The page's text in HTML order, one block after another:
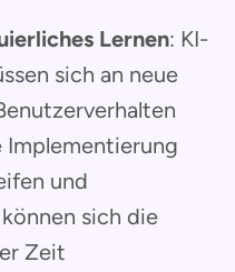
Lernen: KI-
sich an neue
Implementierung
und
sich die
Zeit